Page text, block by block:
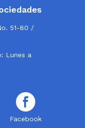
51-80 /
Lunes a
Facebook